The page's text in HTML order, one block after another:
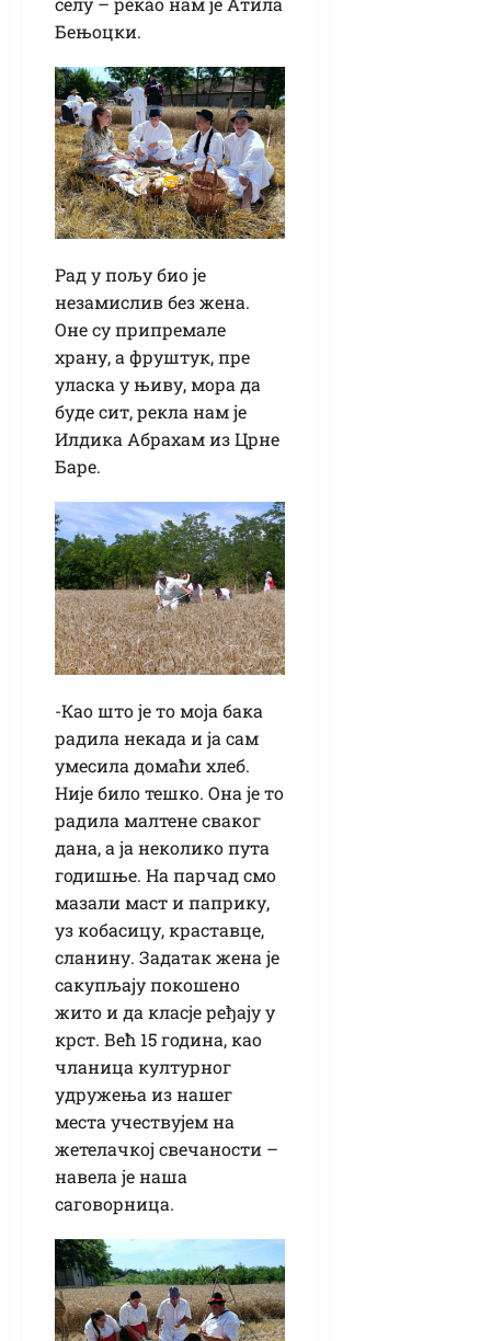
Бењоцки.
Рад у пољу био је
незамислив без жена.
Оне су припремале
храну, а фруштук, пре
уласка у њиву, мора да
буде сит, рекла нам је
Илдика Абрахам из Црне
Баре.
-Као што је то моја бака
радила некада и ја сам
умесила домаћи хлеб.
Није било тешко. Она је то
радила малтене сваког
дана, а ја неколико пута
годишње. На парчад смо
мазали маст и паприку,
уз кобасицу, краставце,
сланину. Задатак жена је
сакупљају покошено
жито и да класје ређају у
крст. Већ 15 година, као
чланица културног
удружења из нашег
места учествујем на
жетелачкој свечаности –
навела је наша
саговорница.